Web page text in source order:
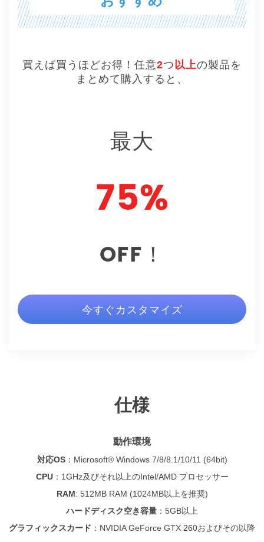
買えば買うほどお得！任意2つ 以上の製品を
まとめて購入すると、
最大
75%
OFF！
今すぐカスタマイズ
仕様
動作環境
対応OS： Microsoft® Windows 7/8/8.1/10/11 (64bit)
CPU： 1GHz及びそれ以上のIntel/AMD プロセッサー
RAM: 512MB RAM (1024MB以上を推奨)
ハードディスク空き容量 ： 5GB以上
グラフィックスカード ：NVIDIA GeForce GTX 260およびその以降